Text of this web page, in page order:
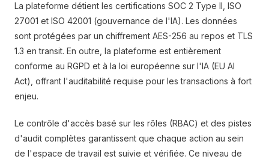
La plateforme détient les certifications SOC 2 Type II, ISO
27001 et ISO 42001 (gouvernance de l'IA). Les données
sont protégées par un chiffrement AES-256 au repos et TLS
1.3 en transit. En outre, la plateforme est entièrement
conforme au RGPD et à la loi européenne sur l'IA (EU AI
Act), offrant l'auditabilité requise pour les transactions à fort
enjeu.
Le contrôle d'accès basé sur les rôles (RBAC) et des pistes
d'audit complètes garantissent que chaque action au sein
de l'espace de travail est suivie et vérifiée. Ce niveau de